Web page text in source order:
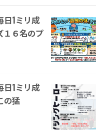
日1ミリ成
１６名のプ
日1ミリ成
の猛